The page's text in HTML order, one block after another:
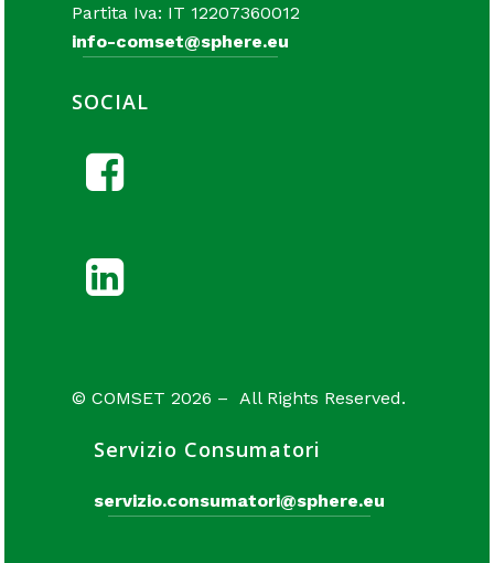
Partita Iva: IT 12207360012
info-comset@sphere.eu
SOCIAL
© COMSET 2026 – All Rights Reserved.
Servizio Consumatori
servizio.consumatori@sphere.eu